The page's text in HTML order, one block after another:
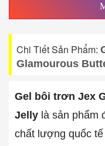
Chi Tiết Sản Phẩm:
Glamourous
Gel bôi trơn Jex
Jelly là sản phẩm
chất lượng quốc